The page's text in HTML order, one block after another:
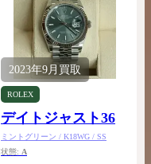
2023年9月 買取
ROLEX
デイトジャスト36
ミントグリーン / K18WG / SS
状態: A